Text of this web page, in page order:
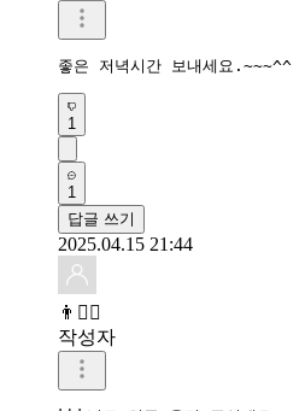
좋은 저녁시간 보내세요.~~~^^
1
1
답글 쓰기
2025.04.15 21:44
👨❤️‍🔥
작성자